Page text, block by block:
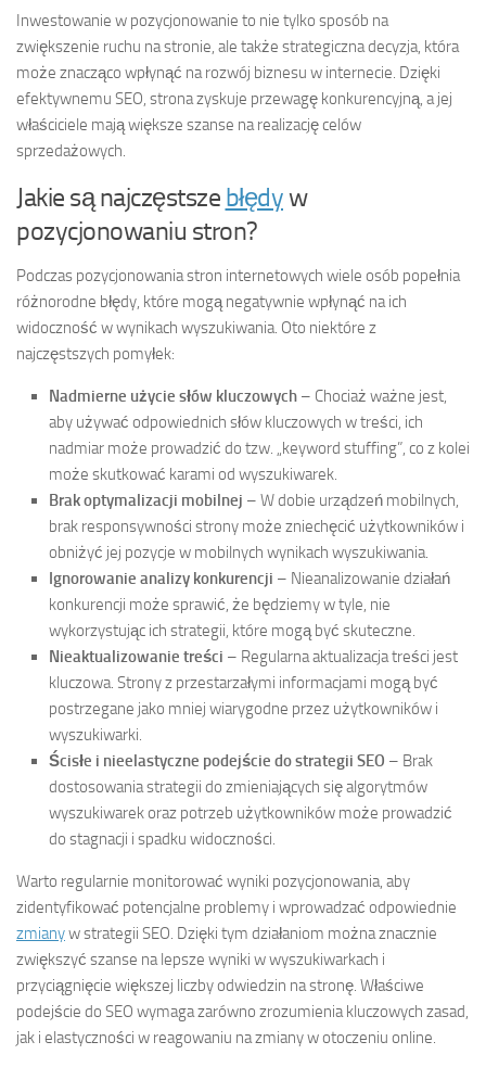
Inwestowanie w pozycjonowanie to nie tylko sposób na
zwiększenie ruchu na stronie, ale także strategiczna decyzja, która
może znacząco wpłynąć na rozwój biznesu w internecie. Dzięki
efektywnemu SEO, strona zyskuje przewagę konkurencyjną, a jej
właściciele mają większe szanse na realizację celów
sprzedażowych.
Jakie są najczęstsze błędyw
pozycjonowaniu stron?
Podczas pozycjonowania stron internetowych wiele osób popełnia
różnorodne błędy, które mogą negatywnie wpłynąć na ich
widoczność w wynikach wyszukiwania. Oto niektóre z
najczęstszych pomyłek:
Nadmierne użycie słów kluczowych – Chociaż ważne jest,
aby używać odpowiednich słów kluczowych w treści, ich
nadmiar może prowadzić do tzw. „keyword stuffing”, co z kolei
może skutkować karami od wyszukiwarek.
Brak optymalizacji mobilnej – W dobie urządzeń mobilnych,
brak responsywności strony może zniechęcić użytkowników i
obniżyć jej pozycje w mobilnych wynikach wyszukiwania.
Ignorowanie analizy konkurencji – Nieanalizowanie działań
konkurencji może sprawić, że będziemy w tyle, nie
wykorzystując ich strategii, które mogą być skuteczne.
Nieaktualizowanie treści – Regularna aktualizacja treści jest
kluczowa. Strony z przestarzałymi informacjami mogą być
postrzegane jako mniej wiarygodne przez użytkowników i
wyszukiwarki.
Ścisłe i nieelastyczne podejście do strategii SEO – Brak
dostosowania strategii do zmieniających się algorytmów
wyszukiwarek oraz potrzeb użytkowników może prowadzić
do stagnacji i spadku widoczności.
Warto regularnie monitorować wyniki pozycjonowania, aby
zidentyfikować potencjalne problemy i wprowadzać odpowiednie
zmianyw strategii SEO. Dzięki tym działaniom można znacznie
zwiększyć szanse na lepsze wyniki w wyszukiwarkach i
przyciągnięcie większej liczby odwiedzin na stronę. Właściwe
podejście do SEO wymaga zarówno zrozumienia kluczowych zasad,
jak i elastyczności w reagowaniu na zmiany w otoczeniu online.